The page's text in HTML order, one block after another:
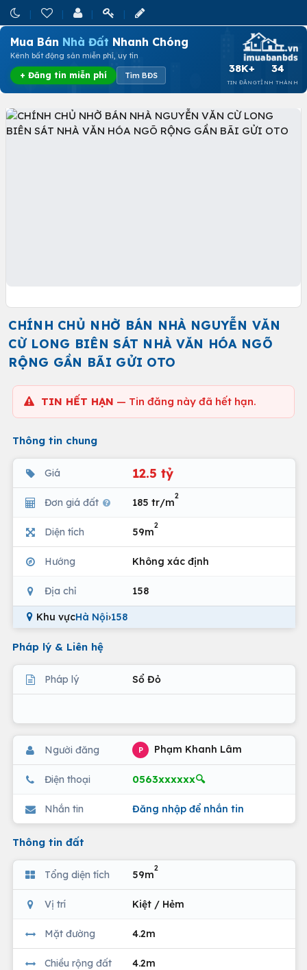
Mua Bán Nhà Đất Nhanh Chóng
Kênh bất động sản miễn phí, uy tín
+ Đăng tin miễn phí Tìm BĐS
38K+
TIN ĐĂNG
34
TỈNH THÀNH
CHÍNH CHỦ NHỜ BÁN NHÀ NGUYỄN VĂN
CỪ LONG BIÊN SÁT NHÀ VĂN HÓA NGÕ
RỘNG GẦN BÃI GỬI OTO
TIN HẾT HẠN — Tin đăng này đã hết hạn.
Thông tin chung
Giá 12.5 tỷ
Đơn giá đất 185 tr/m
2
Diện tích 59m
2
Hướng Không xác định
Địa chỉ 158
Khu vựcHà Nội›158
Pháp lý & Liên hệ
Pháp lý Sổ Đỏ
Người đăng P Phạm Khanh Lâm
Điện thoại 0563xxxxxx🔍
Nhắn tin Đăng nhập để nhắn tin
Thông tin đất
Tổng diện tích 59m
2
Vị trí Kiệt / Hẻm
Mặt đường 4.2m
Chiều rộng đất 4.2m